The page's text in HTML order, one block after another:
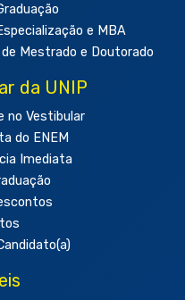
e MBA
Mestrado e Doutorado
da UNIP
no Vestibular
do ENEM
Imediata